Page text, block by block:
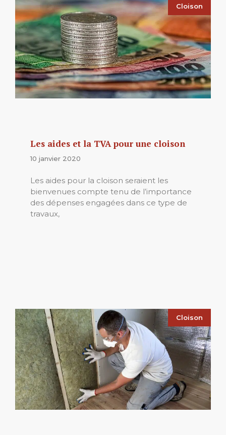
Cloison
Les aides et la TVA pour une cloison
10 janvier 2020
Les aides pour la cloison seraient les
bienvenues compte tenu de l’importance
des dépenses engagées dans ce type de
travaux,
Cloison